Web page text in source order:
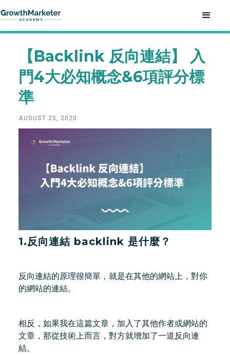
【Backlink 反向連結】 入
門4大必知概念&6項評分標
準
AUGUST 25, 2020
1.反向連結 backlink 是什麼？
反向連結的原理很簡單，就是在其他的網站上，對你
的網站的連結。
相反，如果我在這篇文章，加入了其他作者或網站的
文章，那從技術上而言，對方就增加了一道反向連
結。